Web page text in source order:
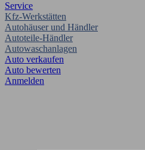
Service
Kfz-Werkstätten
Autohäuser und Händler
Autoteile-Händler
Autowaschanlagen
Auto verkaufen
Auto bewerten
Anmelden